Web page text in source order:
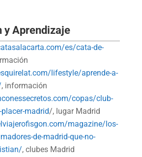
y Aprendizaje
es/cata-de-
lifestyle/aprende-a-
, información
copas/club-
madrid/, lugar Madrid
magazine/los-
de-madrid-que-no-
, clubes Madrid